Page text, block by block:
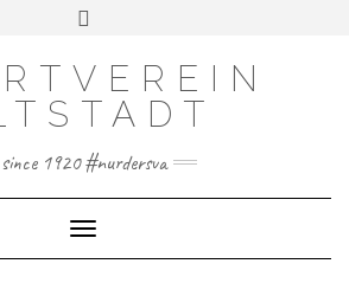
DOWNLOADS
IMPRESSUM
COOKIE-RICHTLINIE (EU)
since 1920 #nurdersva
Toggle Navigation